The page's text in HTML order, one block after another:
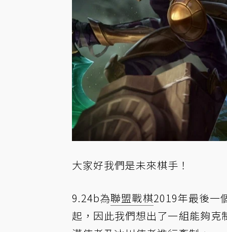
大家好我們是未來棋手！
9.24b為聯盟戰棋2019年最後一
起，因此我們想出了一組能夠